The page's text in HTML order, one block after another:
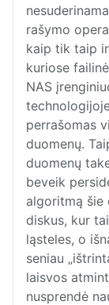
rašymo
kaip tik taip
kuriose
NAS
perrašomas
duomenų.
duomenų
beveik
algoritmą šie
diskus, kur
ląsteles, o
seniau
laisvos
nusprendė